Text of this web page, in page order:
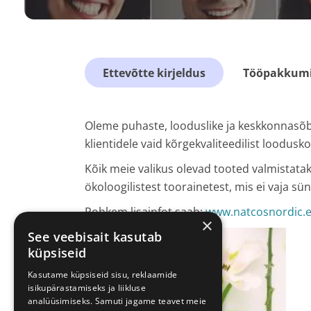
Ettevõtte kirjeldus
Oleme puhaste, looduslike ja
klientidele vaid kõrgekvaliteedilist
Kõik meie valikus olevad tooted
ökoloogilistest toorainetest, mis ei vaja
Rohkem lisainfot saab:
×
See veebisait kasutab
küpsiseid
Kasutame küpsiseid sisu, reklaamide
isikupärastamiseks ja liikluse
analüüsimiseks. Samuti jagame teavet meie